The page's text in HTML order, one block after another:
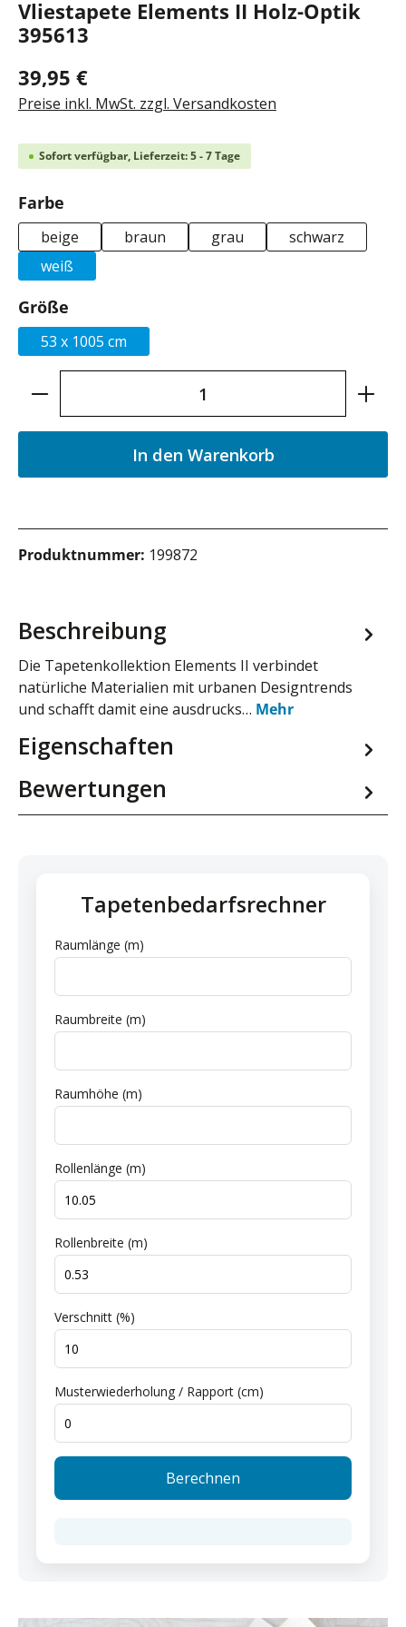
Vliestapete Elements II Holz-Optik
395613
39,95 €
Preise inkl. MwSt. zzgl. Versandkosten
Sofort verfügbar, Lieferzeit: 5 - 7 Tage
Farbe
beige braun grau
schwarz
weiß
Größe
53 x 1005 cm
Produkt Anzahl: Gib den gewünschten
In den Warenkorb
Produktnummer: 199872
Beschreibung
Die Tapetenkollektion Elements II verbindet
natürliche Materialien mit urbanen Designtrends
und schafft damit eine ausdrucks… Mehr
Eigenschaften
Bewertungen
Tapetenbedarfsrechner
Raumlänge (m)
Raumbreite (m)
Raumhöhe (m)
Rollenlänge (m)
Rollenbreite (m)
Verschnitt (%)
Musterwiederholung / Rapport (cm)
Berechnen